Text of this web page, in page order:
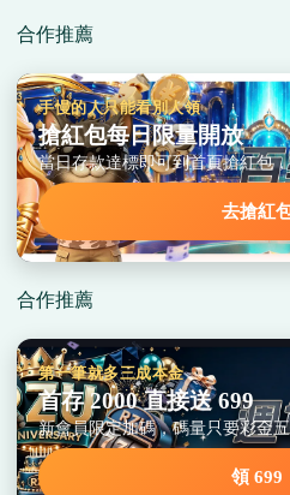
合作推薦
手慢的人只能看別人領
搶紅包每日限量開放
當日存款達標即可到首頁搶紅包
去搶紅
合作推薦
第一筆就多三成本金
首存 2000 直接送 699
新會員限定加碼，碼量只要彩金
領 699